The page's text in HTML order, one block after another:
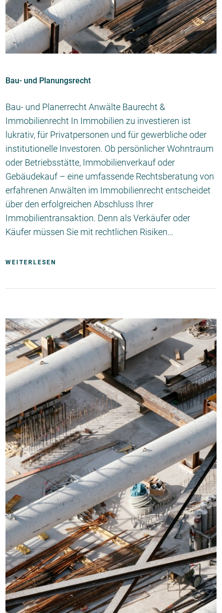
Bau- und Planungsrecht
Bau- und Planerrecht Anwälte Baurecht &
Immobilienrecht In Immobilien zu investieren ist
lukrativ, für Privatpersonen und für gewerbliche oder
institutionelle Investoren. Ob persönlicher Wohntraum
oder Betriebsstätte, Immobilienverkauf oder
Gebäudekauf – eine umfassende Rechtsberatung von
erfahrenen Anwälten im Immobilienrecht entscheidet
über den erfolgreichen Abschluss Ihrer
Immobilientransaktion. Denn als Verkäufer oder
Käufer müssen Sie mit rechtlichen Risiken…
WEITERLESEN